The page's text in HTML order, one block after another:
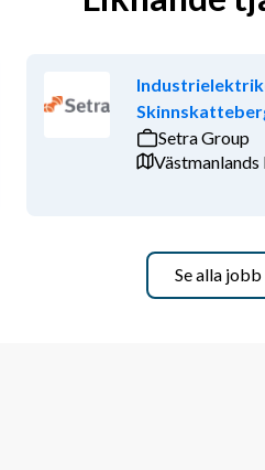
Setra Group
Västmanlands
Se alla jobb